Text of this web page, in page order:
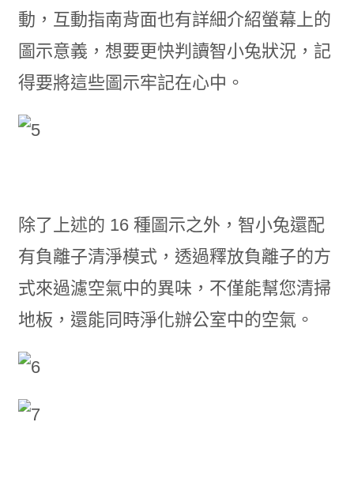
動，互動指南背面也有詳細介紹螢幕上的
圖示意義，想要更快判讀智小兔狀況，記
得要將這些圖示牢記在心中。
除了上述的 16 種圖示之外，智小兔還配
有負離子清淨模式，透過釋放負離子的方
式來過濾空氣中的異味，不僅能幫您清掃
地板，還能同時淨化辦公室中的空氣。